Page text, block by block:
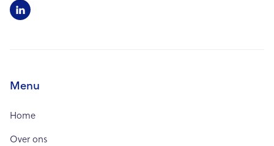

Menu
Home
Over ons